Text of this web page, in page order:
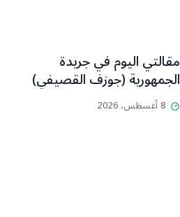
مقالتي اليوم في جريدة
الجمهورية (جوزف القصيفي)
8 أغسطس، 2026